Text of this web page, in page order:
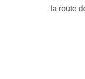
la route